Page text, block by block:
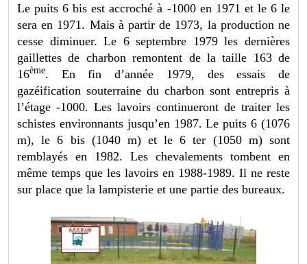
Le puits 6 bis est accroché à -1000 en 1971 et le 6 le
sera en 1971. Mais à partir de 1973, la production ne
cesse diminuer. Le 6 septembre 1979 les dernières
gaillettes de charbon remontent de la taille 163 de
16ème. En fin d’année 1979, des essais de
gazéification souterraine du charbon sont entrepris à
l’étage -1000. Les lavoirs continueront de traiter les
schistes environnants jusqu’en 1987. Le puits 6 (1076
m), le 6 bis (1040 m) et le 6 ter (1050 m) sont
remblayés en 1982. Les chevalements tombent en
même temps que les lavoirs en 1988-1989. Il ne reste
sur place que la lampisterie et une partie des bureaux.